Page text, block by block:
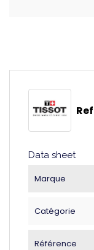
Data sheet
Marque
Catégorie
Référence